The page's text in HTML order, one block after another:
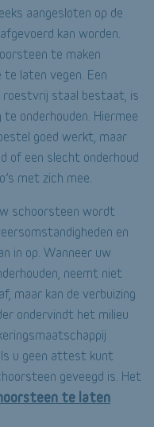
aangesloten op de
kan worden.
te maken
laten vegen. Een
roestvrij staal bestaat, is
onderhouden. Hiermee
goed werkt, maar
of een slecht onderhoud
met zich mee.
schoorsteen wordt
en
in op. Wanneer uw
neemt niet
maar kan de verbuizing
ondervindt het milieu
u geen attest kunt
geveegd is. Het
te laten